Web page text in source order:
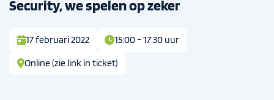
Security, we spelen op zeker
17 februari 2022
15:00 - 17:30 uur
Online (zie link in ticket)